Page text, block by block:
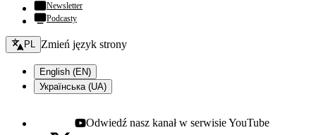
Newsletter
Podcasty
Zmień język - bieżący:
PL Zmień język strony
English (EN)
Українська (UA)
Youtube - otwiera się w nowej karcie
Odwiedź nasz kanał w serwisie YouTube